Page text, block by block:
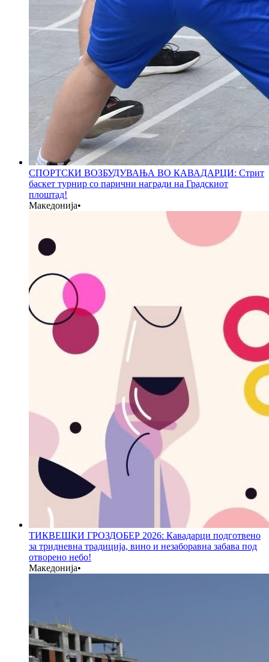
СПОРТСКИ ВОЗБУДУВАЊА ВО КАВАДАРЦИ: Стрит
баскет турнир со парични награди на Градскиот
плоштад!
Македонија•
ТИКВЕШКИ ГРОЗДОБЕР 2026: Кавадарци подготвено
за тридневна традиција, вино и незаборавна забава под
отворено небо!
Македонија•